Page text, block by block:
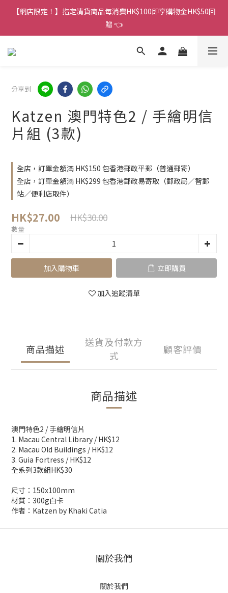
香港訂單金額滿HK$150包平郵｜滿HK$299包易寄取｜滿HK$499
包順豐／京東
【網店限定！】指定清貨商品每消費HK$100即享購物金HK$50回
贈 👈
香港訂單金額滿HK$150包平郵｜滿HK$299包易寄取｜滿HK$499
分享到
Katzen 澳門特色2 / 手繪明信
片組 (3款)
全店，訂單金額滿 HK$150 包香港郵政平郵（普通郵寄）
全店，訂單金額滿 HK$299 包香港郵政易寄取（郵政局／智郵
站／便利店取件）
HK$27.00 HK$30.00
數量
加入購物車 立即購買
加入追蹤清單
商品描述
送貨及付款方
式
顧客評價
商品描述
澳門特色2 / 手繪明信片
1. Macau Central Library / HK$12
2. Macau Old Buildings / HK$12
3. Guia Fortress / HK$12
全系列3款組HK$30
尺寸：150x100mm
材質：300g白卡
作者：Katzen by Khaki Catia
關於我們
關於我們